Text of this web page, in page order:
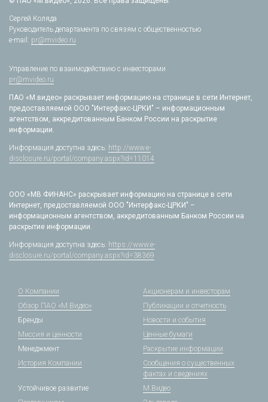
Сергей Коляда
Руководитель департамента по связям с общественностью
e-mail: pr@mvideo.ru
Управление по взаимодействию с инвесторами
pr@mvideo.ru
ПАО «М.видео» раскрывает информацию на странице в сети Интернет,
предоставляемой ООО "Интерфакс-ЦРКИ" – информационным
агентством, аккредитованным Банком России на раскрытие
информации.
Информация доступна здесь: http://www.e-
disclosure.ru/portal/company.aspx?id=11014
ООО «МВ ФИНАНС» раскрывает информацию на странице в сети
Интернет, предоставляемой ООО "Интерфакс-ЦРКИ" –
информационным агентством, аккредитованным Банком России на
раскрытие информации.
Информация доступна здесь: https://www.e-
disclosure.ru/portal/company.aspx?id=38369
О Компании
Обзор ПАО «М.Видео»
Бренды
Миссия и ценности
Менеджмент
История Компании
Акционерам и инвесторам
Публикации и отчетность
Новости и события
Ценные бумаги
Раскрытие информации
Сообщения о существенных
фактах и сведениях
Устойчивое развитие
М.Видео